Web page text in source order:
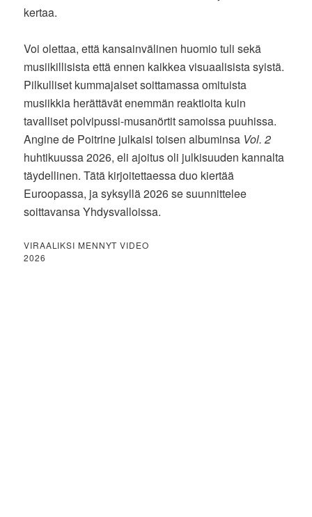
kertaa.
Voi olettaa, että kansainvälinen huomio tuli sekä
musiikillisista että ennen kaikkea visuaalisista syistä.
Pilkulliset kummajaiset soittamassa omituista
musiikkia herättävät enemmän reaktioita kuin
tavalliset polvipussi-musanörtit samoissa puuhissa.
Angine de Poitrine julkaisi toisen albuminsa Vol. 2
huhtikuussa 2026, eli ajoitus oli julkisuuden kannalta
täydellinen. Tätä kirjoitettaessa duo kiertää
Euroopassa, ja syksyllä 2026 se suunnittelee
soittavansa Yhdysvalloissa.
VIRAALIKSI MENNYT VIDEO
2026